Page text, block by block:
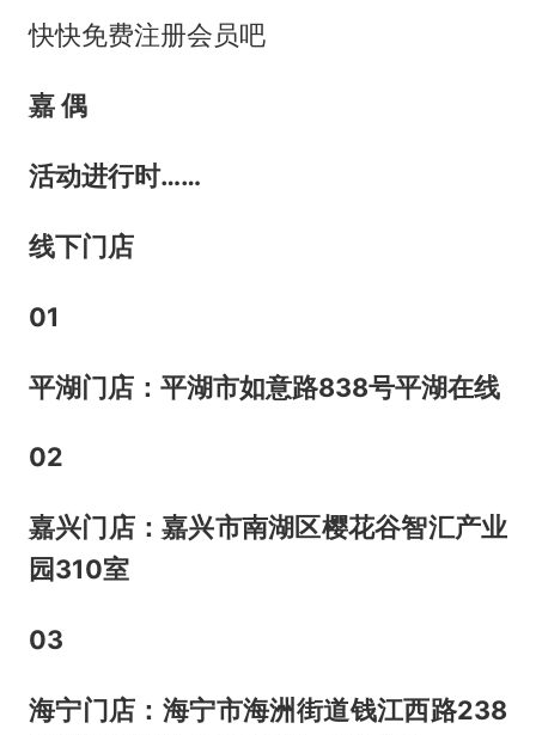
快快免费注册会员吧
嘉 偶
活动进行时……
线下门店
01
平湖门店：平湖市如意路838号平湖在线
02
嘉兴门店：嘉兴市南湖区樱花谷智汇产业
园310室
03
海宁门店：海宁市海洲街道钱江西路238